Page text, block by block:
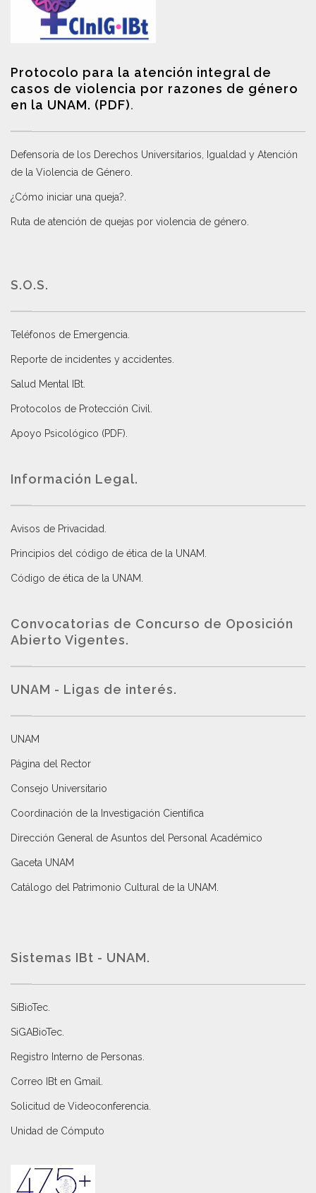
Protocolo para la atención integral de
casos de violencia por razones de género
en la UNAM. (PDF).
Defensoría de los Derechos Universitarios, Igualdad y Atención
de la Violencia de Género
¿Cómo iniciar una queja?
Ruta de atención de quejas por violencia de género
S.O.S.
Teléfonos de Emergencia.
Reporte de incidentes y accidentes
Salud Mental IBt
Protocolos de Protección Civil
Apoyo Psicológico (PDF)
Información Legal.
Avisos de Privacidad
Principios del código de ética de la UNAM
Código de ética de la UNAM
Convocatorias de Concurso de Oposición
Abierto Vigentes.
UNAM - Ligas de interés.
UNAM
Página del Rector
Consejo Universitario
Coordinación de la Investigación Científica
Dirección General de Asuntos del Personal Académico
Gaceta UNAM
Catálogo del Patrimonio Cultural de la UNAM.
Sistemas IBt - UNAM.
SiBioTec
SiGABioTec.
Registro Interno de Personas
Correo IBt en Gmail
Solicitud de Videoconferencia.
Unidad de Cómputo